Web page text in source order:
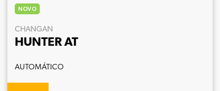
NOVO
CHANGAN
HUNTER AT
AUTOMÁTICO